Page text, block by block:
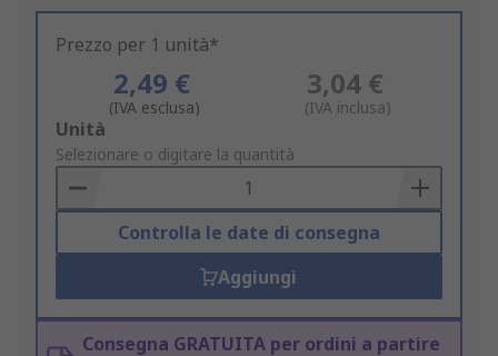
Prezzo per 1 unità*
2,49 €
(IVA esclusa)
3,04 €
(IVA inclusa)
Add
to
Basket
Unità
Selezionare o digitare la quantità
Controlla le date di consegna
Aggiungi
Consegna GRATUITA per ordini a partire